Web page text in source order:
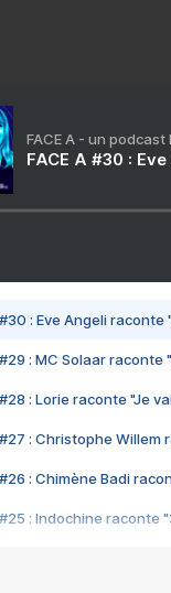
FACE A - un
FACE A #30 :
#30 : Eve Angeli
#29 : MC Solaar raconte
#28 : Lorie raconte "Je
#27 : Christophe Willem
#26 : Chimène Badi
#25 : Indochine raconte